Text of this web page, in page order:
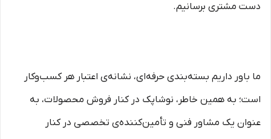
دست مشتری برسانیم.
ما باور داریم بسته‌بندی حرفه‌ای، نشانه‌ی اعتبار هر کسب‌وکار
است؛ به همین خاطر، نوشاپک در کنار فروش محصولات، به
عنوان یک مشاور فنی و تأمین‌کننده‌ی تخصصی در کنار